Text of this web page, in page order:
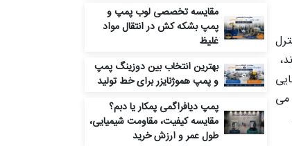
می‌
مقایسه تخصصی لوب پمپ و
پمپ بشکه‌ کش در انتقال مواد
غلیظ
بهترین انتخاب بین دوزینگ پمپ
و پمپ هموژنایزر برای خط تولید
پمپ دیافراگمی پمکار یا دبم؟
مقایسه کیفیت، مقاومت شیمیایی،
طول عمر و ارزش خرید